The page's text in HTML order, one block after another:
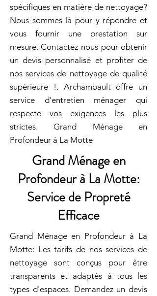
spécifiques en matière de nettoyage?
Nous sommes là pour y répondre et
vous fournir une prestation sur
mesure. Contactez-nous pour obtenir
un devis personnalisé et profiter de
nos services de nettoyage de qualité
supérieure !. Archambault offre un
service d'entretien ménager qui
respecte vos exigences les plus
strictes. Grand Ménage en
Profondeur à La Motte
Grand Ménage en
Profondeur à La Motte:
Service de Propreté
Efficace
Grand Ménage en Profondeur à La
Motte: Les tarifs de nos services de
nettoyage sont conçus pour être
transparents et adaptés à tous les
types d'espaces. Demandez un devis